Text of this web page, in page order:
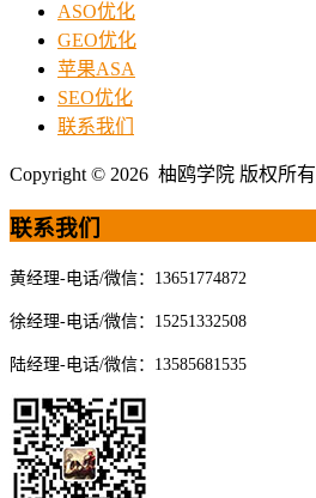
ASO优化
GEO优化
苹果ASA
SEO优化
联系我们
Copyright © 2026 柚鸥学院 版权所有
联系我们
黄经理-电话/微信：13651774872
徐经理-电话/微信：15251332508
陆经理-电话/微信：13585681535